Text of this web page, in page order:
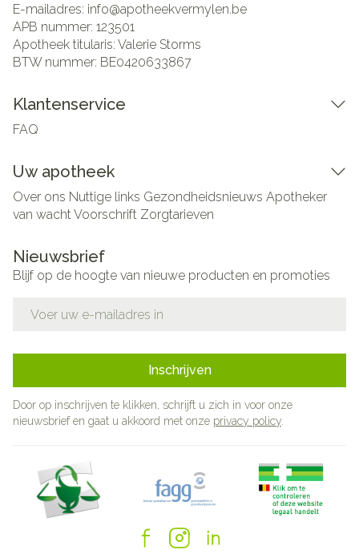
E-mailadres: info@apotheekvermylen.be
APB nummer: 123501
Apotheek titularis: Valerie Storms
BTW nummer: BE0420633867
Klantenservice
FAQ
Uw apotheek
Over ons Nuttige links Gezondheidsnieuws Apotheker
van wachtVoorschrift Zorgtarieven
Nieuwsbrief
Blijf op de hoogte van nieuwe producten en promoties
Inschrijven
Door op inschrijven te klikken, schrijft u zich in voor onze
nieuwsbrief en gaat u akkoord met onze privacy policy